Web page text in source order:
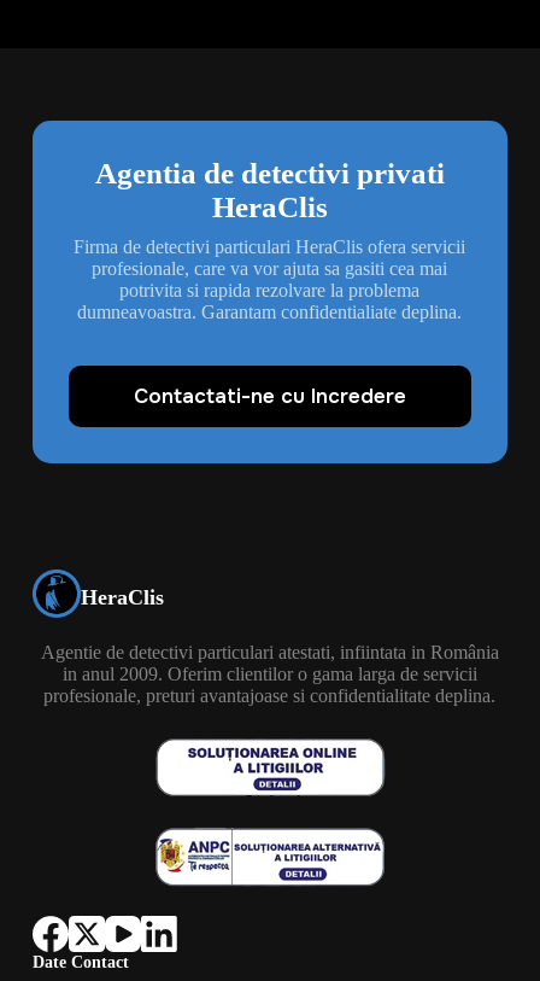
Agentia de detectivi privati
HeraClis
Firma de detectivi particulari HeraClis ofera servicii
profesionale, care va vor ajuta sa gasiti cea mai
potrivita si rapida rezolvare la problema
dumneavoastra. Garantam confidentialiate deplina.
Contactati-ne cu Incredere
HeraClis
Agentie de detectivi particulari atestati, infiintata in România
in anul 2009. Oferim clientilor o gama larga de servicii
profesionale, preturi avantajoase si confidentialitate deplina.
Date Contact